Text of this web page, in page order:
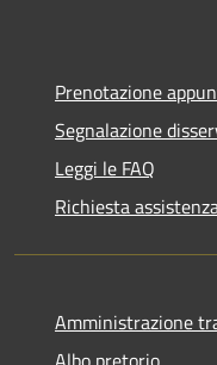
Prenotazione
Segnalazione
Leggi le FAQ
Richiesta
Amministrazione